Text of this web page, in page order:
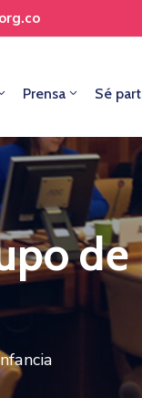
Prensa Sé